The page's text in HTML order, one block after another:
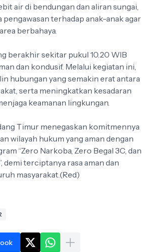
air di bendungan dan aliran sungai,
terhadap anak-anak agar
berbahaya.
berakhir sekitar pukul 10.20 WIB
dan kondusif. Melalui kegiatan ini,
hubungan yang semakin erat antara
serta meningkatkan kesadaran
keamanan lingkungan.
Timur menegaskan komitmennya
wilayah hukum yang aman dengan
“Zero Narkoba, Zero Begal 3C, dan
demi terciptanya rasa aman dan
masyarakat.(Red)